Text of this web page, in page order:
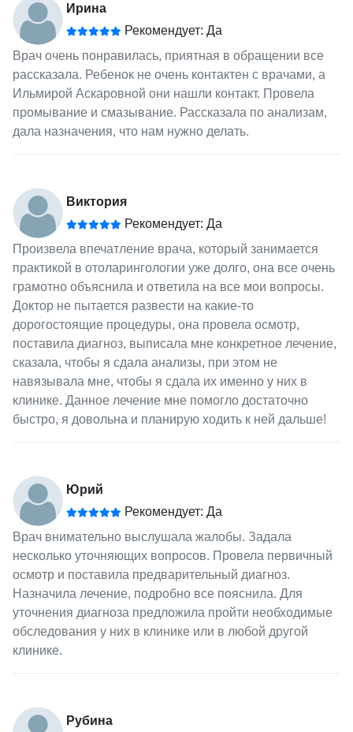
Ирина
Рекомендует: Да
Врач очень понравилась, приятная в обращении все
рассказала. Ребенок не очень контактен с врачами, а
Ильмирой Аскаровной они нашли контакт. Провела
промывание и смазывание. Рассказала по анализам,
дала назначения, что нам нужно делать.
Виктория
Рекомендует: Да
Произвела впечатление врача, который занимается
практикой в отоларингологии уже долго, она все очень
грамотно объяснила и ответила на все мои вопросы.
Доктор не пытается развести на какие-то
дорогостоящие процедуры, она провела осмотр,
поставила диагноз, выписала мне конкретное лечение,
сказала, чтобы я сдала анализы, при этом не
навязывала мне, чтобы я сдала их именно у них в
клинике. Данное лечение мне помогло достаточно
быстро, я довольна и планирую ходить к ней дальше!
Юрий
Рекомендует: Да
Врач внимательно выслушала жалобы. Задала
несколько уточняющих вопросов. Провела первичный
осмотр и поставила предварительный диагноз.
Назначила лечение, подробно все пояснила. Для
уточнения диагноза предложила пройти необходимые
обследования у них в клинике или в любой другой
клинике.
Рубина